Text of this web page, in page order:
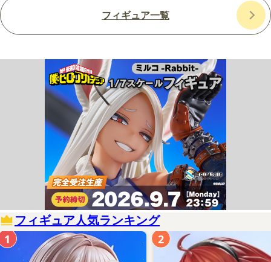
フィギュア一覧
フィギュア人気ランキング
1 2